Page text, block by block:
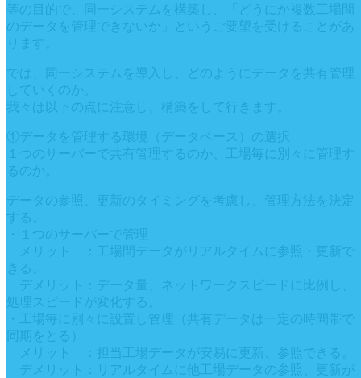
等の目的で、同一システムを構築し、「どうにか複数工場間
のデータを管理できないか」というご要望を受けることがあ
ります。
では、同一システムを導入し、どのようにデータを共有管理
していくのか。
我々は以下の点に注意し、構築をして行きます。
①データを管理する環境（データベース）の選択
１つのサーバーで共有管理するのか、工場毎に別々に管理す
るのか。
データの参照、更新のタイミングを考慮し、管理方法を決定
する。
・１つのサーバーで管理
メリット ：工場間データがリアルタイムに参照・更新で
きる。
デメリット：データ量、ネットワークスピードに比例し、
処理スピードが変化する。
・工場毎に別々に設置し管理（共有データは一定の時間帯で
同期をとる）
メリット ：担当工場データが安易に更新、参照できる。
デメリット：リアルタイムに他工場データの参照、更新が